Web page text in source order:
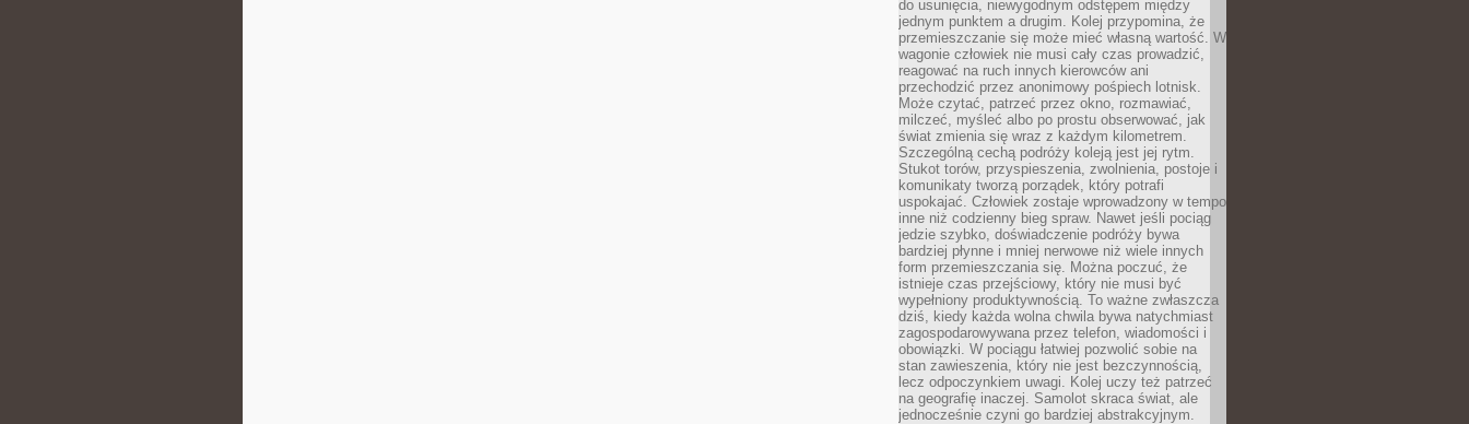
do usunięcia, niewygodnym odstępem między
jednym punktem a drugim. Kolej przypomina, że
przemieszczanie się może mieć własną wartość. W
wagonie człowiek nie musi cały czas prowadzić,
reagować na ruch innych kierowców ani
przechodzić przez anonimowy pośpiech lotnisk.
Może czytać, patrzeć przez okno, rozmawiać,
milczeć, myśleć albo po prostu obserwować, jak
świat zmienia się wraz z każdym kilometrem.
Szczególną cechą podróży koleją jest jej rytm.
Stukot torów, przyspieszenia, zwolnienia, postoje i
komunikaty tworzą porządek, który potrafi
uspokajać. Człowiek zostaje wprowadzony w tempo
inne niż codzienny bieg spraw. Nawet jeśli pociąg
jedzie szybko, doświadczenie podróży bywa
bardziej płynne i mniej nerwowe niż wiele innych
form przemieszczania się. Można poczuć, że
istnieje czas przejściowy, który nie musi być
wypełniony produktywnością. To ważne zwłaszcza
dziś, kiedy każda wolna chwila bywa natychmiast
zagospodarowywana przez telefon, wiadomości i
obowiązki. W pociągu łatwiej pozwolić sobie na
stan zawieszenia, który nie jest bezczynnością,
lecz odpoczynkiem uwagi. Kolej uczy też patrzeć
na geografię inaczej. Samolot skraca świat, ale
jednocześnie czyni go bardziej abstrakcyjnym.